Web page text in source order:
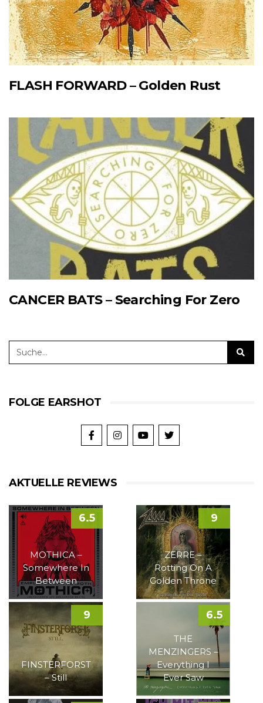
FLASH FORWARD – Golden Rust
CANCER BATS – Searching For Zero
FOLGE EARSHOT
AKTUELLE REVIEWS
MOTHICA –
Somewhere In
Between
6.5
ZERRE –
Rotting On A
Golden Throne
9
FINSTERFORST
– Still
9
THE
MENZINGERS –
Everything I
Ever Saw
6.5